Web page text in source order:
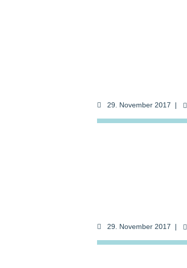
29. November 2017 |
29. November 2017 |